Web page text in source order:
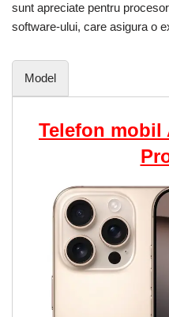
sunt apreciate pentru
software-ului, care asigura o
Model
Telefon mobil